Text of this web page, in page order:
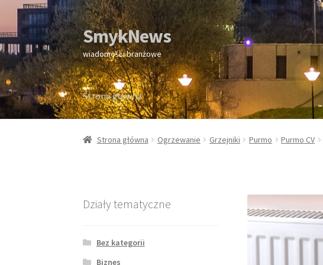
Przejdź
do
nawigacji
Przejdź
do
treści
SmykNews
wiadomości branżowe
Strona główna
Strona główna
Strona główna Ogrzewanie Grzejniki Purmo Purmo CV
Działy tematyczne
Bez kategorii
Biznes